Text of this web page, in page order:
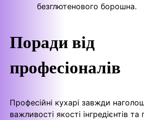
безглютенового борошна.
Поради від
професіоналів
Професійні кухарі завжди
важливості якості інгредієнтів та